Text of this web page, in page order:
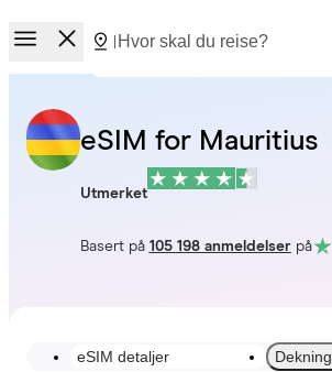
eSIM for Mauritius
Utmerket
Basert på 105 198 anmeldelserpå
eSIM detaljer Dekning